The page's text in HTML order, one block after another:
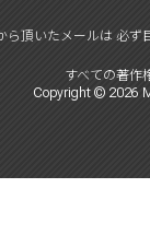
ら頂いたメールは 必ず
すべての著作
Copyright © 2026